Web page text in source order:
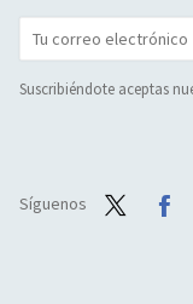
Suscribiéndote aceptas
Síguenos